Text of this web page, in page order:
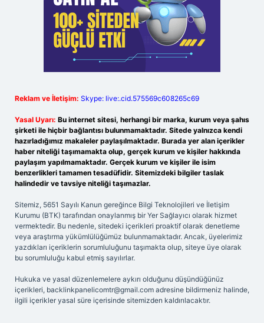
Reklam ve İletişim: Skype: live:.cid.575569c608265c69
Yasal Uyarı: Bu internet sitesi, herhangi bir marka, kurum veya şahıs
şirketi ile hiçbir bağlantısı bulunmamaktadır. Sitede yalnızca kendi
hazırladığımız makaleler paylaşılmaktadır. Burada yer alan içerikler
haber niteliği taşımamakta olup, gerçek kurum ve kişiler hakkında
paylaşım yapılmamaktadır. Gerçek kurum ve kişiler ile isim
benzerlikleri tamamen tesadüfidir. Sitemizdeki bilgiler taslak
halindedir ve tavsiye niteliği taşımazlar.
Sitemiz, 5651 Sayılı Kanun gereğince Bilgi Teknolojileri ve İletişim
Kurumu (BTK) tarafından onaylanmış bir Yer Sağlayıcı olarak hizmet
vermektedir. Bu nedenle, sitedeki içerikleri proaktif olarak denetleme
veya araştırma yükümlülüğümüz bulunmamaktadır. Ancak, üyelerimiz
yazdıkları içeriklerin sorumluluğunu taşımakta olup, siteye üye olarak
bu sorumluluğu kabul etmiş sayılırlar.
Hukuka ve yasal düzenlemelere aykırı olduğunu düşündüğünüz
içerikleri, backlinkpanelicomtr@gmail.com adresine bildirmeniz halinde,
ilgili içerikler yasal süre içerisinde sitemizden kaldırılacaktır.